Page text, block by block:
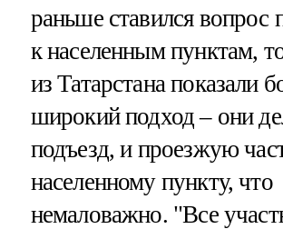
раньше ставился вопрос
к населенным пунктам,
из Татарстана показали
широкий подход – они
подъезд, и проезжую
населенному пункту, что
немаловажно. "Все